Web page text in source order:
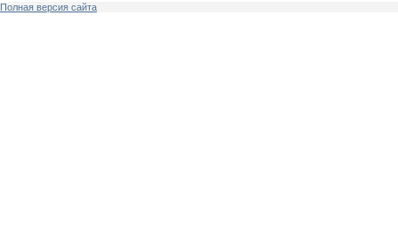
Полная версия сайта